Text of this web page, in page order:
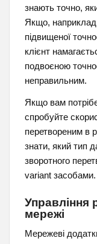
знають точно,
Якщо,
підвищеної
клієнт
подвоєною
неправильним.
Якщо вам
спробуйте
перетвореним в
знати, який тип
зворотного
variant засобами.
Управління
мережі
Мережеві